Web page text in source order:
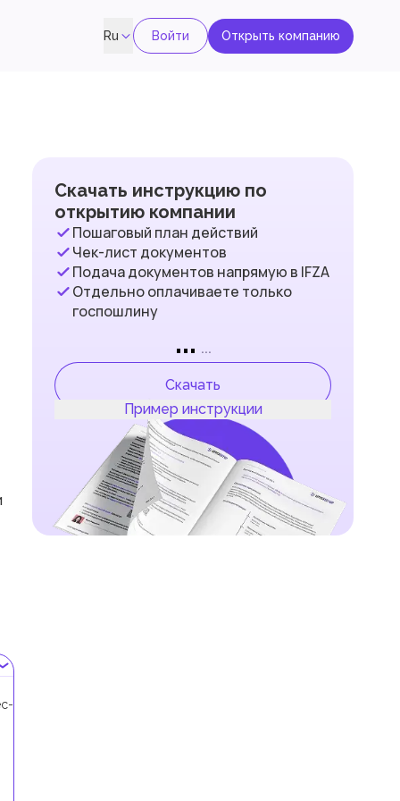
Ru Войти Открыть компанию
Скачать инструкцию по
открытию компании
Пошаговый план действий
Чек-лист документов
Подача документов напрямую в IFZA
Отдельно оплачиваете только
госпошлину
... ...
Скачать
Пример инструкции